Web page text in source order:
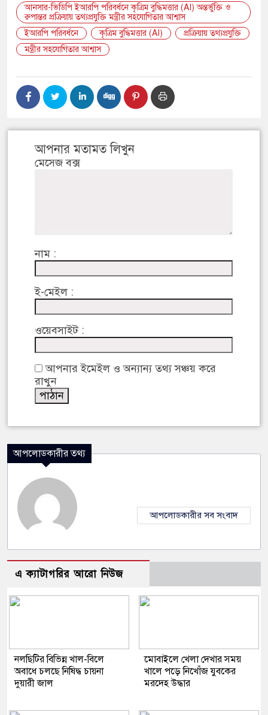
আনসার-ভিডিপি ইআরপি পরিবর্ধনে কৃত্রিম বুদ্ধিমত্তার (AI) অন্তর্ভুক্তি ও
রুপান্তর প্রক্রিয়ায় তথ্যপ্রযুক্তি মন্ত্রীর সহযোগিতার আশ্বাস
ইআরপি পরিবর্ধনে
কৃত্রিম বুদ্ধিমত্তার (AI)
প্রক্রিয়ায় তথ্যপ্রযুক্তি
মন্ত্রীর সহযোগিতার আশ্বাস
আপনার মতামত লিখুন
মেসেজ বক্স
নাম :
ই-মেইল :
ওয়েবসাইট :
আপনার ইমেইল ও অন্যান্য তথ্য সঞ্চয় করে
রাখুন
আপলোডকারীর তথ্য
আপলোডকারীর সব সংবাদ
এ ক্যাটাগরির আরো নিউজ
নলছিটির বিভিন্ন খাল-বিলে
অবাধে চলছে নিষিদ্ধ চায়না
দুয়ারী জাল
​মোবাইলে খেলা দেখার সময়
খালে পড়ে নিখোঁজ যুবকের
মরদেহ উদ্ধার